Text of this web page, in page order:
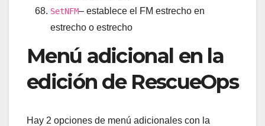
SetNFM– establece el FM estrecho en
estrecho o estrecho
Menú adicional en la
edición de RescueOps
Hay 2 opciones de menú adicionales con la